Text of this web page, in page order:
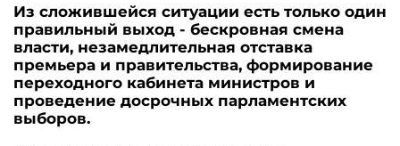
Из сложившейся ситуации есть только один
правильный выход - бескровная смена
власти, незамедлительная отставка
премьера и правительства, формирование
переходного кабинета министров и
проведение досрочных парламентских
выборов.